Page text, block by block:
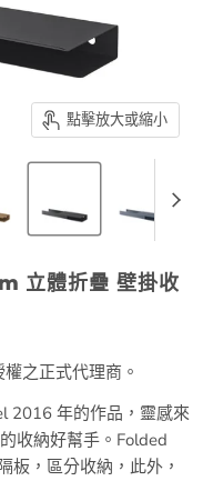
點擊放大或縮小
體折疊 壁掛收
之正式代理商。
2016 年的作品，靈感來
收納好幫手。Folded
板，區分收納，此外，